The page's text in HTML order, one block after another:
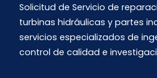
Solicitud de Servicio de
turbinas hidráulicas y partes
servicios especializados de
control de calidad e